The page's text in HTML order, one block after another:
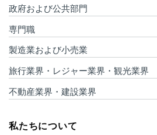
政府および公共部門
専門職
製造業および小売業
旅行業界・レジャー業界・観光業界
不動産業界・建設業界
私たちについて